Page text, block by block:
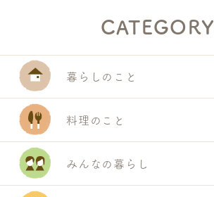
CATEGORY
暮らしのこと
料理のこと
みんなの暮らし